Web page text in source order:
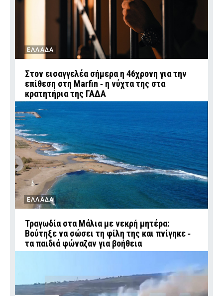
ΕΛΛΑΔΑ
Στον εισαγγελέα σήμερα η 46χρονη για την
επίθεση στη Marfin ‑ η νύχτα της στα
κρατητήρια της ΓΑΔΑ
ΕΛΛΑΔΑ
Τραγωδία στα Μάλια με νεκρή μητέρα:
Βούτηξε να σώσει τη φίλη της και πνίγηκε ‑
τα παιδιά φώναζαν για βοήθεια